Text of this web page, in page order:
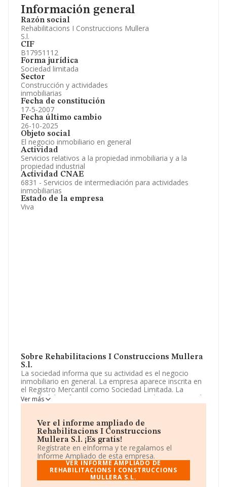
Información general
Razón social
Rehabilitacions I Construccions Mullera
S.l.
CIF
B17951112
Forma jurídica
Sociedad limitada
Sector
Construcción y actividades
inmobiliarias
Fecha de constitución
17-5-2007
Fecha último cambio
26-10-2025
Objeto social
El negocio inmobiliario en general
Actividad
Servicios relativos a la propiedad inmobiliaria y a la
propiedad industrial
Actividad CNAE
6831 - Servicios de intermediación para actividades
inmobiliarias
Estado de la empresa
Viva
Sobre Rehabilitacions I Construccions Mullera
S.l.
La sociedad informa que su actividad es el negocio
inmobiliario en general. La empresa aparece inscrita en
el Registro Mercantil como Sociedad Limitada. La
actividad de referencia CNAE corresponde a 'Agentes de
la propiedad inmobiliaria', cuyo Código es 6831. La
Ha contado con el mismo número de profesionales y
según las cifras existentes en la base de datos de
INFORMA, el número de empleados ha estado por
encima de la media de sector.
Dentro del ranking de empresas elaborado por
INFORMA, atendiendo a los niveles de facturación de la
Ver más
Ver el informe ampliado de
Rehabilitacions I Construccions
Mullera S.l. ¡Es gratis!
Regístrate en eInforma y te regalamos el
Informe Ampliado de esta empresa.
VER INFORME AMPLIADO DE
REHABILITACIONS I CONSTRUCCIONS
MULLERA S.L.
Información oficial y registral complementaria.